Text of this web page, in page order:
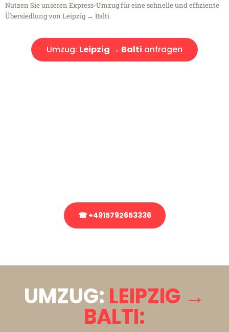
Nutzen Sie unseren Express-Umzug für eine schnelle und effiziente
Übersiedlung von Leipzig → Balti.
Umzug: Leipzig → Balti anfragen
☎ +4915792653336
UMZUG: LEIPZIG →
BALTI: